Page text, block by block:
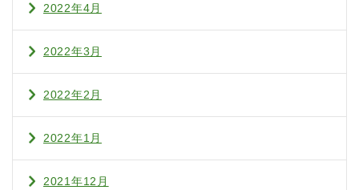
2022年4月
2022年3月
2022年2月
2022年1月
2021年12月